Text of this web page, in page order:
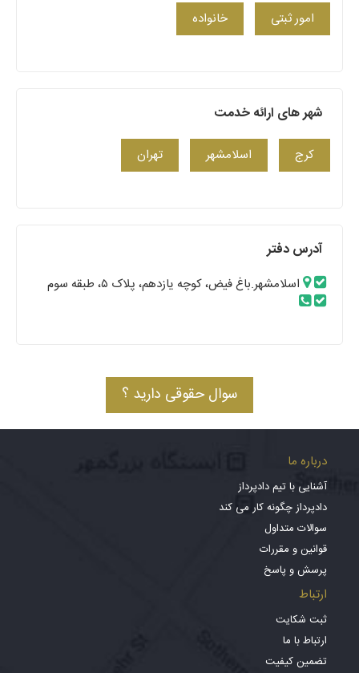
امور ثبتی خانواده
شهر های ارائه خدمت
کرج اسلامشهر تهران
آدرس دفتر
اسلامشهر.باغ فیض، کوچه یازدهم، پلاک ۵، طبقه سوم
سوال حقوقی دارید ؟
درباره ما
آشنایی با تیم دادپرداز
دادپرداز چگونه کار می کند
سوالات متداول
قوانین و مقررات
پرسش و پاسخ
ارتباط
ثبت شکایت
ارتباط با ما
تضمین کیفیت